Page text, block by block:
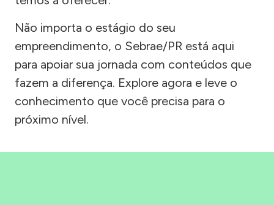
Não importa o estágio do seu
empreendimento, o Sebrae/PR está aqui
para apoiar sua jornada com conteúdos que
fazem a diferença. Explore agora e leve o
conhecimento que você precisa para o
próximo nível.